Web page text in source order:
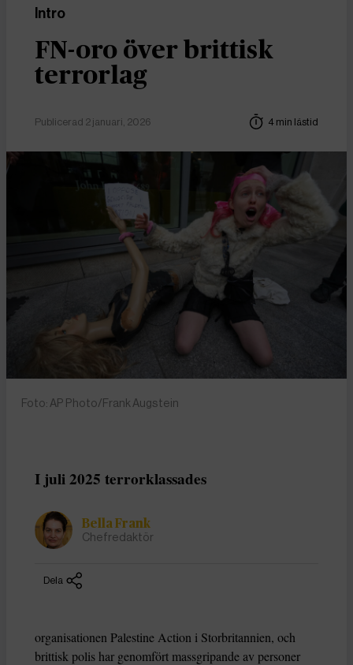
Intro
FN-oro över brittisk
terrorlag
Publicerad 2 januari, 2026 4 min lästid
Foto: AP Photo/Frank Augstein
I juli 2025 terrorklassades
Bella Frank
Chefredaktör
Dela
organisationen Palestine Action i Storbritannien, och
brittisk polis har genomfört massgripande av personer